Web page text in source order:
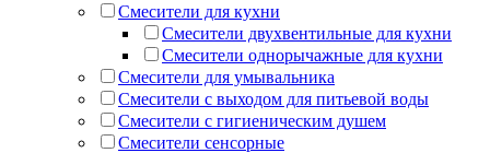
Смесители для кухни
Смесители двухвентильные для кухни
Смесители однорычажные для кухни
Смесители для умывальника
Смесители с выходом для питьевой воды
Смесители с гигиеническим душем
Смесители сенсорные